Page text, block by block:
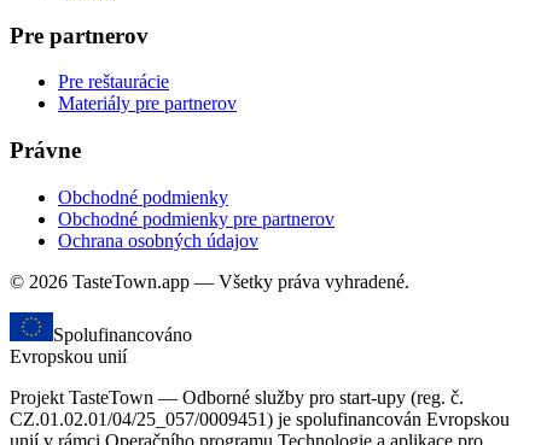
Pre partnerov
Pre reštaurácie
Materiály pre partnerov
Právne
Obchodné podmienky
Obchodné podmienky pre partnerov
Ochrana osobných údajov
© 2026 TasteTown.app — Všetky práva vyhradené.
Spolufinancováno
Evropskou unií
Projekt TasteTown — Odborné služby pro start-upy (reg. č.
CZ.01.02.01/04/25_057/0009451) je spolufinancován Evropskou
unií v rámci Operačního programu Technologie a aplikace pro